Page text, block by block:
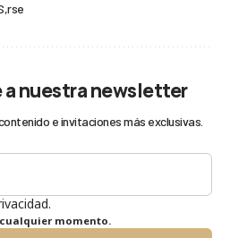
rse
nuestra newsletter
e invitaciones más exclusivas.
momento.